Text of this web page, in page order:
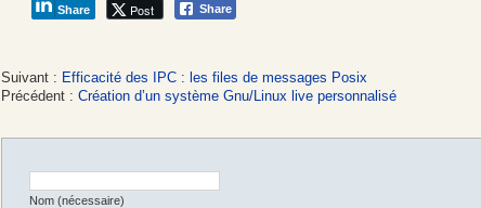
Share Post Share
Suivant : Efficacité des IPC : les files de messages Posix
Précédent : Création d’un système Gnu/Linux live personnalisé
Nom (nécessaire)